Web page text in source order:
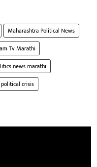
Maharashtra Political News
Tv Marathi
news marathi
crisis